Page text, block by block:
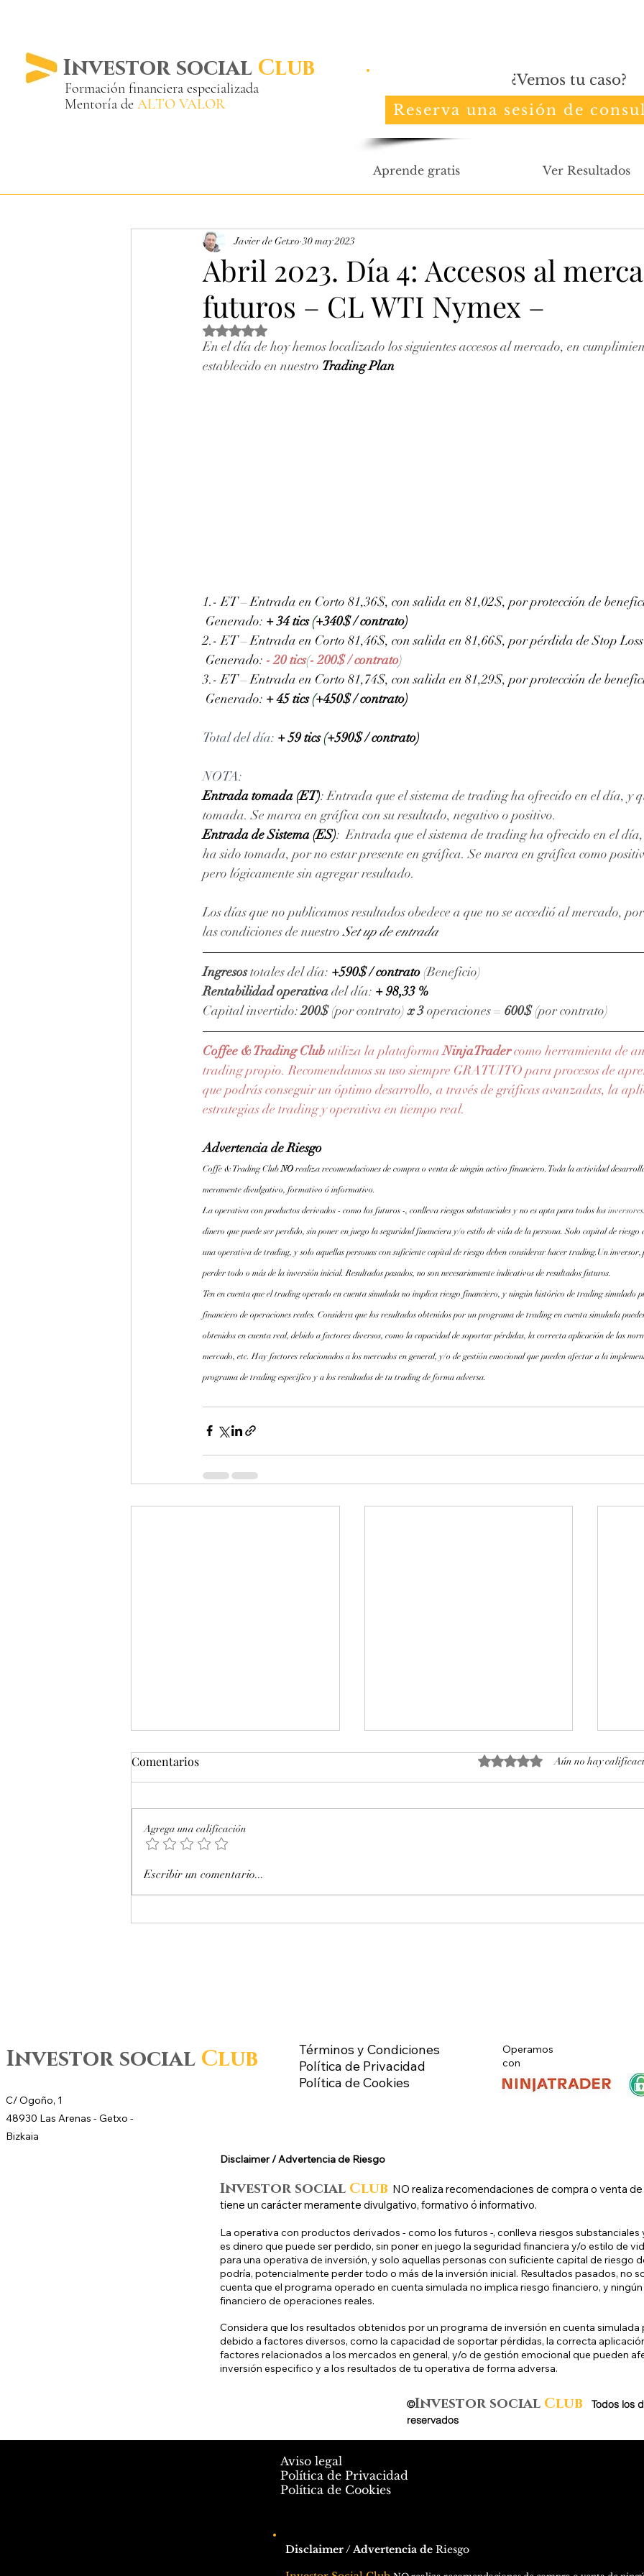
Investor social Club
Formación financiera especializada
Mentoría de ALTO VALOR
¿Vemos tu caso?
Reserva una sesión de
Aprende gratis Ver Resultados
Abril 2023. Día 4: Accesos al
futuros – CL WTI Nymex –
Javier de Getxo 30 may 2023
Obtuvo NaN de 5 estrellas.
En el día de hoy hemos localizado los siguientes accesos al mercado, en
establecido en nuestro Trading Plan
1.- ET – Entrada en Corto 81,36$, con salida en 81,02$, por protección de
Generado: + 34 tics (+340$ / contrato)
2.- ET – Entrada en Corto 81,46$, con salida en 81,66$, por pérdida de Stop Loss
Generado: - 20 tics(- 200$ / contrato)
3.- ET – Entrada en Corto 81,74$, con salida en 81,29$, por protección de
Generado: + 45 tics (+450$ / contrato)
Total del día: + 59 tics (+590$ / contrato)
NOTA:
Entrada tomada (ET): Entrada que el sistema de trading ha ofrecido en el día, y
tomada. Se marca en gráfica con su resultado, negativo o positivo.
Entrada de Sistema (ES):  Entrada que el sistema de trading ha ofrecido en el
ha sido tomada, por no estar presente en gráfica. Se marca en gráfica como
pero lógicamente sin agregar resultado.
Los días que no publicamos resultados obedece a que no se accedió al mercado,
las condiciones de nuestro Set up de entrada
Ingresos totales del día: +590$ / contrato (Beneficio)
Rentabilidad operativa del día: + 98,33 %
Capital invertido: 200$ (por contrato) x 3 operaciones = 600$ (por contrato)
Coffee & Trading Club utiliza la plataforma NinjaTradercomo herramienta de
trading propio. Recomendamos su uso siempre GRATUITO para procesos de
que podrás conseguir un óptimo desarrollo, a través de gráficas avanzadas, la
estrategias de trading y operativa en tiempo real.
Advertencia de Riesgo
Coffe & Trading Club NO realiza recomendaciones de compra o venta de ningún activo financiero. Toda la actividad
meramente divulgativo, formativo ó informativo.
La operativa con productos derivados - como los futuros -, conlleva riesgos substanciales y no es apta para todos los
dinero que puede ser perdido, sin poner en juego la seguridad financiera y/o estilo de vida de la persona. Solo capital de
una operativa de trading, y solo aquellas personas con suficiente capital de riesgo deben considerar hacer trading.Un
perder todo o más de la inversión inicial. Resultados pasados, no son necesariamente indicativos de resultados futuros.
Ten en cuenta que el trading operado en cuenta simulada no implica riesgo financiero, y ningún histórico de trading simulado
financiero de operaciones reales. Considera que los resultados obtenidos por un programa de trading en cuenta simulada
obtenidos en cuenta real, debido a factores diversos, como la capacidad de soportar pérdidas, la correcta aplicación de las
mercado, etc. Hay factores relacionados a los mercados en general, y/o de gestión emocional que pueden afectar a la
programa de trading especifico y a los resultados de tu trading de forma adversa.
Octubre 2025. Día 17 : Accesos
Comentarios Obtuvo 0 de 5 estrellas.
Aún no hay
Agrega una calificación
Escribir un comentario...
Investor social Club
C/ Ogoño, 1
48930 Las Arenas - Getxo -
Bizkaia
Términos y Condiciones
Política de Privacidad
Política de Cookies
Operamos
con
Disclaimer / Advertencia de Riesgo
Investor social Club NO realiza recomendaciones de compra o venta
tiene un carácter meramente divulgativo, formativo ó informativo.
La operativa con productos derivados - como los futuros -, conlleva riesgos
es dinero que puede ser perdido, sin poner en juego la seguridad financiera y/o estilo de
para una operativa de inversión, y solo aquellas personas con suficiente capital de riesgo
podría, potencialmente perder todo o más de la inversión inicial. Resultados pasados, no
cuenta que el programa operado en cuenta simulada no implica riesgo financiero, y
financiero de operaciones reales.
Considera que los resultados obtenidos por un programa de inversión en cuenta
debido a factores diversos, como la capacidad de soportar pérdidas, la correcta
factores relacionados a los mercados en general, y/o de gestión emocional que pueden
inversión especifico y a los resultados de tu operativa de forma adversa.
©Investor social Club
Todos los
reservados
Aviso legal
Política de Privacidad
Política de Cookies
Disclaimer / Advertencia de Riesgo